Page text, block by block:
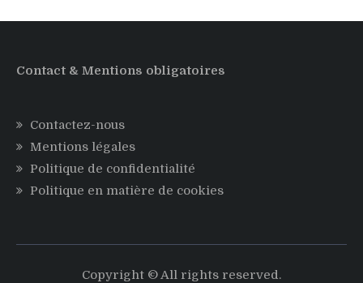
Contact & Mentions obligatoires
Contactez-nous
Mentions légales
Politique de confidentialité
Politique en matière de cookies
Copyright © All rights reserved.